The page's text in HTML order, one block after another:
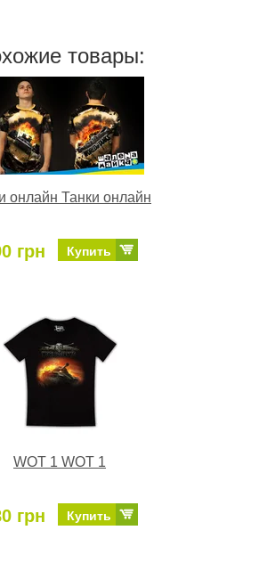
товары:
онлайн Танки онлайн
грн Купить
WOT 1 WOT 1
грн Купить